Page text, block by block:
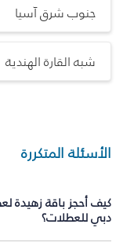
جنوب شرق آسيا
شبه القارة الهندية
الأسئلة المتكررة
كيف أحجز باقة زهيدة
دبي للعطلات؟